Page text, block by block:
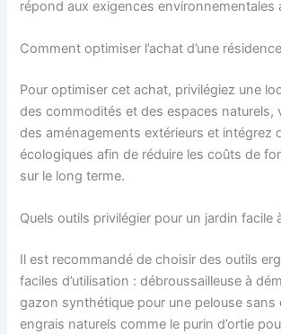
répond aux exigences environnementales
Comment optimiser l’achat d’une
Pour optimiser cet achat, privilégiez une
des commodités et des espaces naturels,
des aménagements extérieurs et intégrez
écologiques afin de réduire les coûts de
sur le long terme.
Quels outils privilégier pour un jardin facile
Il est recommandé de choisir des outils
faciles d’utilisation : débroussailleuse à
gazon synthétique pour une pelouse sans
engrais naturels comme le purin d’ortie